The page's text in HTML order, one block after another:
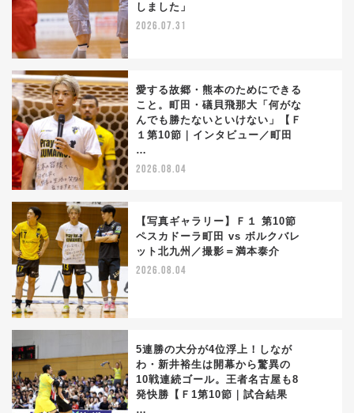
しました」
2026.07.31
愛する故郷・熊本のためにできる
こと。町田・礒貝飛那大「何がな
んでも勝たないといけない」【Ｆ
１第10節｜インタビュー／町田
…
2026.08.04
【写真ギャラリー】Ｆ１ 第10節
ペスカドーラ町田 vs ボルクバレ
ット北九州／撮影＝満本泰介
2026.08.04
5連勝の大分が4位浮上！しなが
わ・新井裕生は開幕から驚異の
10戦連続ゴール。王者名古屋も8
発快勝【Ｆ1第10節｜試合結果
…